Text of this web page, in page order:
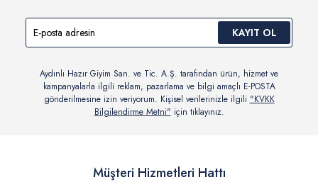
KAYIT OL
Aydınlı Hazır Giyim San. ve Tic. A.Ş. tarafından ürün, hizmet ve
kampanyalarla ilgili reklam, pazarlama ve bilgi amaçlı E-POSTA
gönderilmesine izin veriyorum. Kişisel verilerinizle ilgili "KVKK
Bilgilendirme Metni" için tıklayınız.
Müşteri Hizmetleri Hattı